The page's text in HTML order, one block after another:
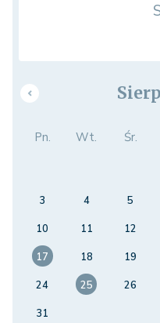
Pn. Wt. Śr.
3
4 5
10
11 12
17
18 19
24
25 26
31